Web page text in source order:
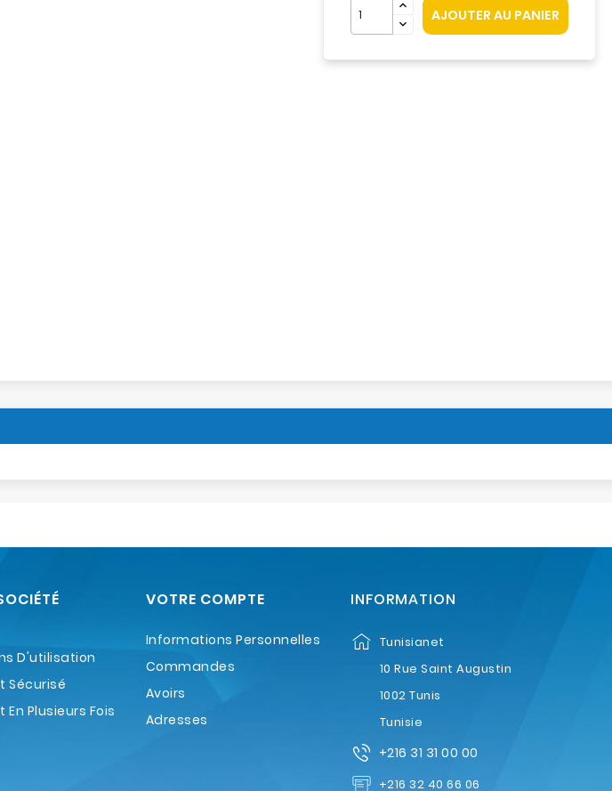
AJOUTER AU PANIER
D'utilisation
Sécurisé
En Plusieurs Fois
VOTRE COMPTE
Informations Personnelles
Commandes
Avoirs
Adresses
INFORMATION
Tunisianet
10 Rue Saint Augustin
1002 Tunis
Tunisie
+216 31 31 00 00
+216 32 40 66 06